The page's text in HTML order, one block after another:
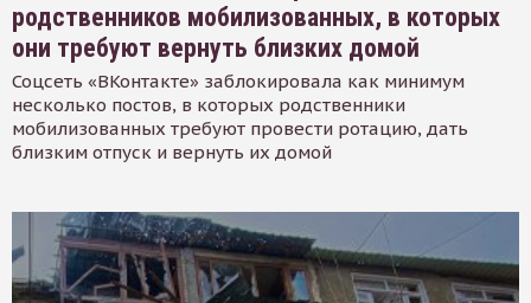
родственников мобилизованных, в которых
они требуют вернуть близких домой
Соцсеть «ВКонтакте» заблокировала как минимум
несколько постов, в которых родственники
мобилизованных требуют провести ротацию, дать
близким отпуск и вернуть их домой